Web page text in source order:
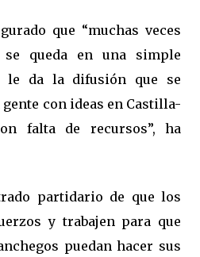
que “muchas veces
queda en una simple
le da la difusión que se
gente con ideas en Castilla-
falta de recursos”, ha
partidario de que los
y trabajen para que
puedan hacer sus